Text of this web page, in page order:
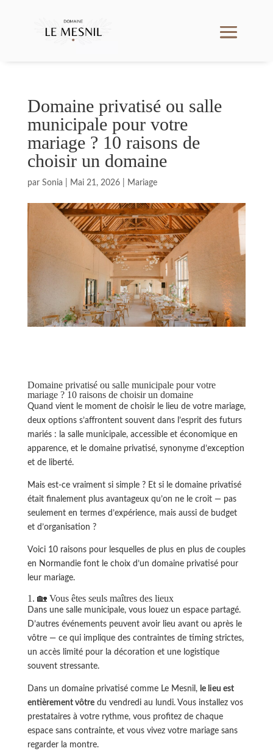
Domaine privatisé ou salle
municipale pour votre
mariage ? 10 raisons de
choisir un domaine
par Sonia Mai 21, 2026| Mariage
Domaine privatisé ou salle municipale pour votre
mariage ? 10 raisons de choisir un domaine
Quand vient le moment de choisir le lieu de votre mariage,
deux options s’affrontent souvent dans l’esprit des futurs
mariés : la salle municipale, accessible et économique en
apparence, et le domaine privatisé, synonyme d’exception
et de liberté.
Mais est-ce vraiment si simple ? Et si le domaine privatisé
était finalement plus avantageux qu’on ne le croit — pas
seulement en termes d’expérience, mais aussi de budget
et d’organisation ?
Voici 10 raisons pour lesquelles de plus en plus de couples
en Normandie font le choix d’un domaine privatisé pour
leur mariage.
1. 🏡 Vous êtes seuls maîtres des lieux
Dans une salle municipale, vous louez un espace partagé.
D’autres événements peuvent avoir lieu avant ou après le
vôtre — ce qui implique des contraintes de timing strictes,
un accès limité pour la décoration et une logistique
souvent stressante.
Dans un domaine privatisé comme Le Mesnil, le lieu est
entièrement vôtredu vendredi au lundi. Vous installez vos
prestataires à votre rythme, vous profitez de chaque
espace sans contrainte, et vous vivez votre mariage sans
regarder la montre.